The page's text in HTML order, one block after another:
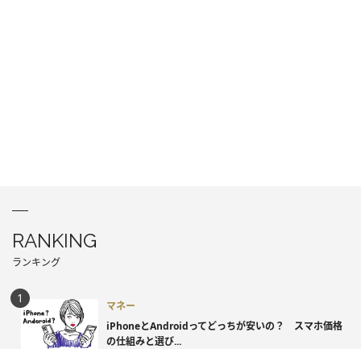
RANKING
ランキング
マネー
iPhoneとAndroidってどっちが安いの？ スマホ価格
の仕組みと選び...